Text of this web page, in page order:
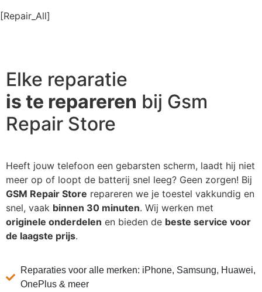
[Repair_All]
Elke reparatie
is te repareren bij Gsm
Repair Store
Heeft jouw telefoon een gebarsten scherm, laadt hij niet
meer op of loopt de batterij snel leeg? Geen zorgen! Bij
GSM Repair Store repareren we je toestel vakkundig en
snel, vaak binnen 30 minuten. Wij werken met
originele onderdelen en bieden de beste service voor
de laagste prijs.
Reparaties voor alle merken: iPhone, Samsung, Huawei,
OnePlus & meer